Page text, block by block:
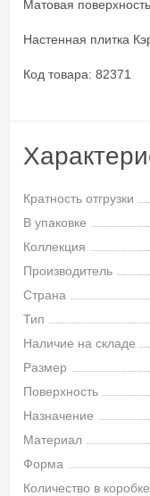
Матовая
Настенная плитка
Код товара: 82371
Кратность отгрузки
В упаковке
Коллекция
Производитель
Страна
Тип
Наличие на складе
Размер
Поверхность
Назначение
Материал
Форма
Количество в коробке